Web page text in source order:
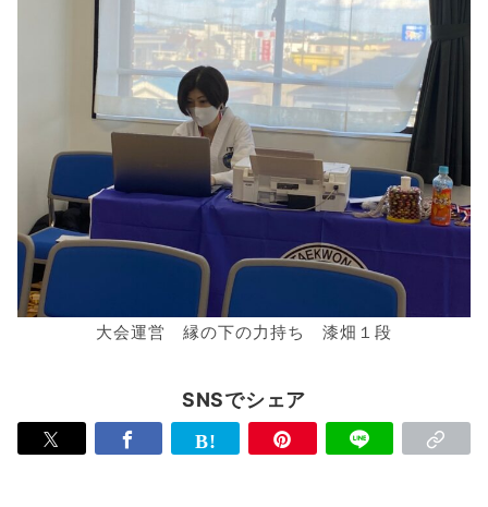
大会運営 縁の下の力持ち 漆畑１段
SNSでシェア